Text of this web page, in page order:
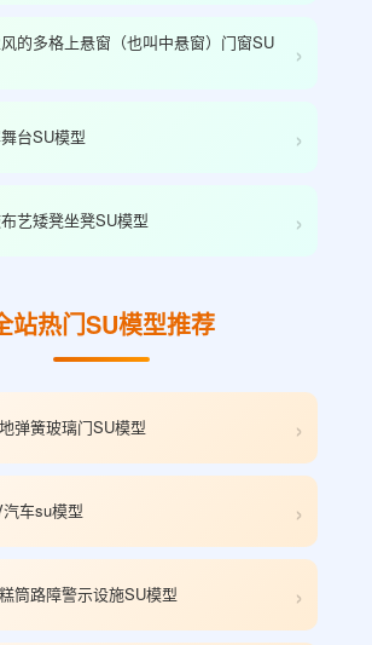
的多格上悬窗（也叫中悬窗）门窗SU
›
台SU模型 ›
艺矮凳坐凳SU模型 ›
站热门SU模型推荐
弹簧玻璃门SU模型 ›
车su模型 ›
筒路障警示设施SU模型 ›